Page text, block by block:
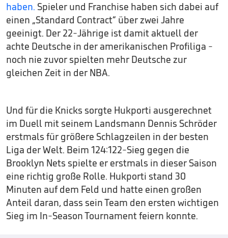
haben. Spieler und Franchise haben sich dabei auf
einen „Standard Contract“ über zwei Jahre
geeinigt. Der 22-Jährige ist damit aktuell der
achte Deutsche in der amerikanischen Profiliga -
noch nie zuvor spielten mehr Deutsche zur
gleichen Zeit in der NBA.
Und für die Knicks sorgte Hukporti ausgerechnet
im Duell mit seinem Landsmann Dennis Schröder
erstmals für größere Schlagzeilen in der besten
Liga der Welt. Beim 124:122-Sieg gegen die
Brooklyn Nets spielte er erstmals in dieser Saison
eine richtig große Rolle. Hukporti stand 30
Minuten auf dem Feld und hatte einen großen
Anteil daran, dass sein Team den ersten wichtigen
Sieg im In-Season Tournament feiern konnte.